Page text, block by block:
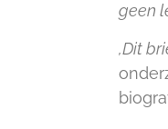
geen
,Dit